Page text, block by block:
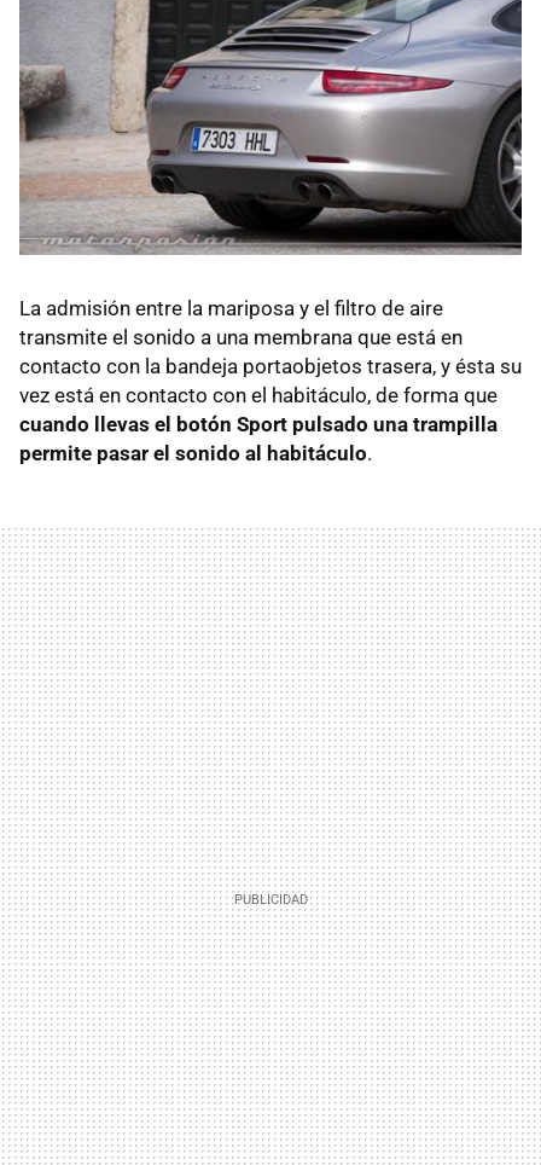
La admisión entre la mariposa y el filtro de aire
transmite el sonido a una membrana que está en
contacto con la bandeja portaobjetos trasera, y ésta su
vez está en contacto con el habitáculo, de forma que
cuando llevas el botón Sport pulsado una trampilla
permite pasar el sonido al habitáculo.